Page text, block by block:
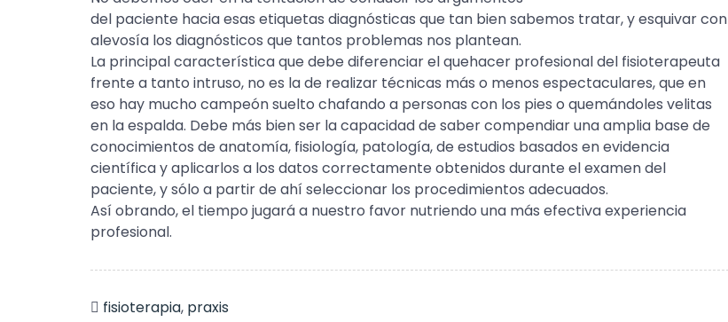
del paciente hacia esas etiquetas diagnósticas que tan bien sabemos tratar, y esquivar con
alevosía los diagnósticos que tantos problemas nos plantean.
La principal característica que debe diferenciar el quehacer profesional del fisioterapeuta
frente a tanto intruso, no es la de realizar técnicas más o menos espectaculares, que en
eso hay mucho campeón suelto chafando a personas con los pies o quemándoles velitas
en la espalda. Debe más bien ser la capacidad de saber compendiar una amplia base de
conocimientos de anatomía, fisiología, patología, de estudios basados en evidencia
científica y aplicarlos a los datos correctamente obtenidos durante el examen del
paciente, y sólo a partir de ahí seleccionar los procedimientos adecuados.
Así obrando, el tiempo jugará a nuestro favor nutriendo una más efectiva experiencia
profesional.
fisioterapia, praxis